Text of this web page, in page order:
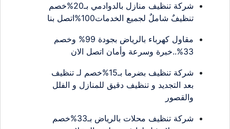
شركة تنظيف منازل بالدوادمي بـ20%خصم
تنظيفٌ شاملٌ لجميع الخدمات100%اتصل بنا
مقاول كهرباء بالرياض بجودة 99% وخصم
33%..خبرة وسرعة وأمان اتصل الان
شركة تنظيف بضرما بـ15%خصم لـ تنظيف
بعد التجديد و تنظيف دقيق للمنازل و الفلل
والقصور
شركة تنظيف محلات بالرياض بـ33%خصم